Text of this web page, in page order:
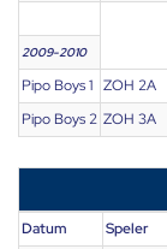
2009-2010
Pipo Boys 1 ZOH 2A
Pipo Boys 2 ZOH 3A
Datum Speler